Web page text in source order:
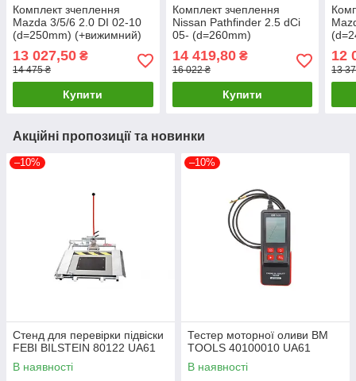
Комплект зчеплення
Mazda 3/5/6 2.0 DI 02-10
(d=250mm) (+вижимний)
13 027,50 ₴
14 475 ₴
Купити
Комплект зчеплення
Nissan Pathfinder 2.5 dCi
05- (d=260mm)
3077 00 UA61
14 419,80₴
16 022 ₴
Купити
12
13
Акційні пропозиції та новинки
–10%
Стенд для перевірки підвіски
FEBI BILSTEIN 80122 UA61
В наявності
–10%
Тестер моторної оливи BM
TOOLS 40100010 UA61
В наявності